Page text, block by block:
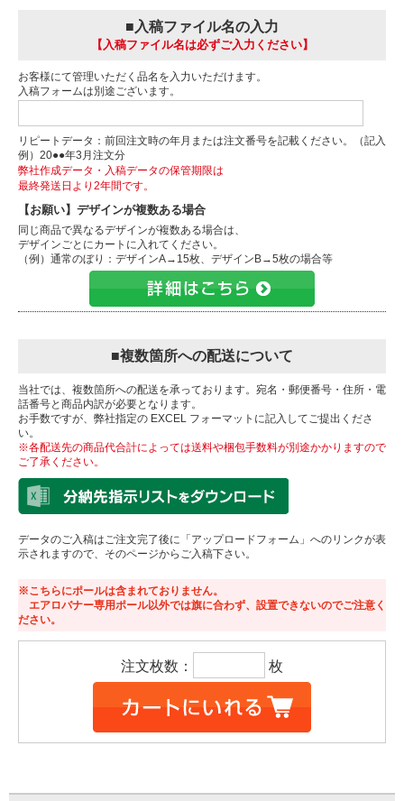
■入稿ファイル名の入力
【入稿ファイル名は必ずご入力ください】
お客様にて管理いただく品名を入力いただけます。
入稿フォームは別途ございます。
リピートデータ：前回注文時の年月または注文番号を記載ください。（記入
例）20●●年3月注文分
弊社作成データ・入稿データの保管期限は
最終発送日より2年間です。
【お願い】デザインが複数ある場合
同じ商品で異なるデザインが複数ある場合は、
デザインごとにカートに入れてください。
（例）通常のぼり：デザインA→15枚、デザインB→5枚の場合等
■複数箇所への配送について
当社では、複数箇所への配送を承っております。宛名・郵便番号・住所・電
話番号と商品内訳が必要となります。
お手数ですが、弊社指定の EXCEL フォーマットに記入してご提出くださ
い。
※各配送先の商品代合計によっては送料や梱包手数料が別途かかりますので
ご了承ください。
データのご入稿はご注文完了後に「アップロードフォーム」へのリンクが表
示されますので、そのページからご入稿下さい。
※こちらにポールは含まれておりません。
エアロバナー専用ポール以外では旗に合わず、設置できないのでご注意く
ださい。
注文枚数： 枚